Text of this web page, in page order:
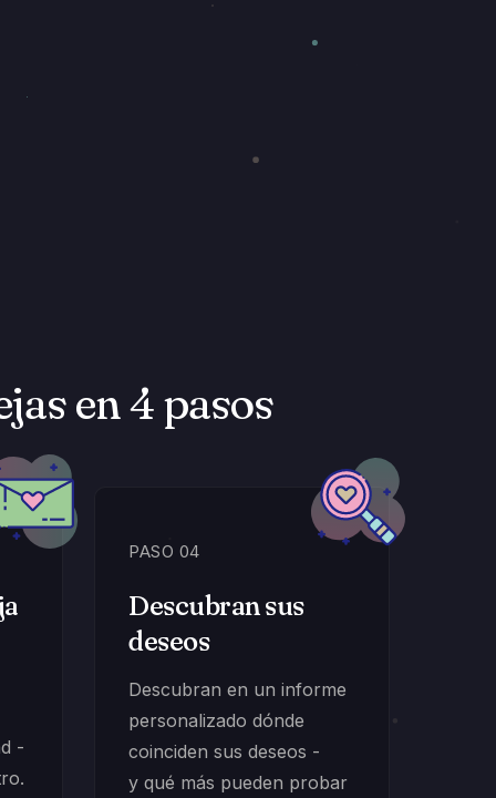
en 4 pasos
-
PASO 04
Descubran sus
deseos
Descubran en un informe
personalizado dónde
coinciden sus deseos -
y qué más pueden probar